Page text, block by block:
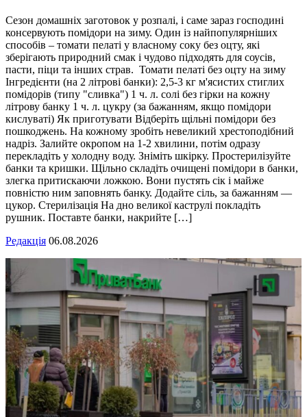
Сезон домашніх заготовок у розпалі, і саме зараз господині
консервують помідори на зиму. Один із найпопулярніших
способів – томати пелаті у власному соку без оцту, які
зберігають природний смак і чудово підходять для соусів,
пасти, піци та інших страв. Томати пелаті без оцту на зиму
Інгредієнти (на 2 літрові банки): 2,5-3 кг м'ясистих стиглих
помідорів (типу "сливка") 1 ч. л. солі без гірки на кожну
літрову банку 1 ч. л. цукру (за бажанням, якщо помідори
кислуваті) Як приготувати Відберіть щільні помідори без
пошкоджень. На кожному зробіть невеликий хрестоподібний
надріз. Залийте окропом на 1-2 хвилини, потім одразу
перекладіть у холодну воду. Зніміть шкірку. Простерилізуйте
банки та кришки. Щільно складіть очищені помідори в банки,
злегка притискаючи ложкою. Вони пустять сік і майже
повністю ним заповнять банку. Додайте сіль, за бажанням —
цукор. Стерилізація На дно великої каструлі покладіть
рушник. Поставте банки, накрийте […]
Редакція 06.08.2026